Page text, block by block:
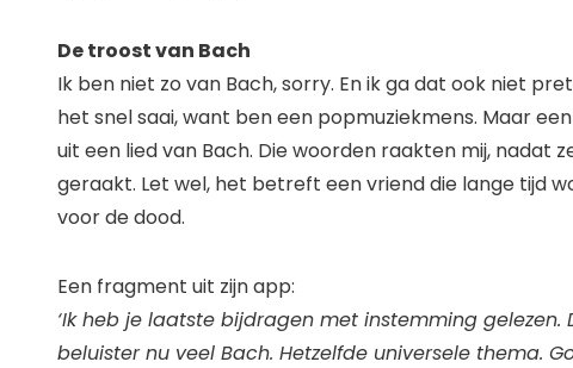
De troost van Bach
Ik ben niet zo van Bach, sorry. En ik ga dat ook niet
het snel saai, want ben een popmuziekmens. Maar
uit een lied van Bach. Die woorden raakten mij, nadat
geraakt. Let wel, het betreft een vriend die lange tijd
voor de dood.
Een fragment uit zijn app:
‘Ik heb je laatste bijdragen met instemming gelezen.
beluister nu veel Bach. Hetzelfde universele thema.